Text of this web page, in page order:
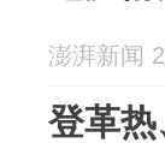
澎湃新闻
登革